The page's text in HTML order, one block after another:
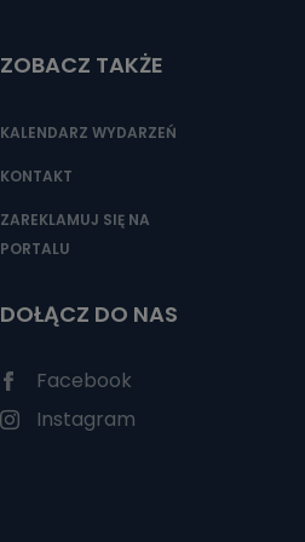
ZOBACZ TAKŻE
KALENDARZ WYDARZEŃ
KONTAKT
ZAREKLAMUJ SIĘ NA
PORTALU
DOŁĄCZ DO NAS
Facebook
Instagram